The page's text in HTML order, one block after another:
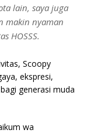
lain, saya juga
makin nyaman
HOSSS.
Scoopy
ekspresi,
generasi muda
wa